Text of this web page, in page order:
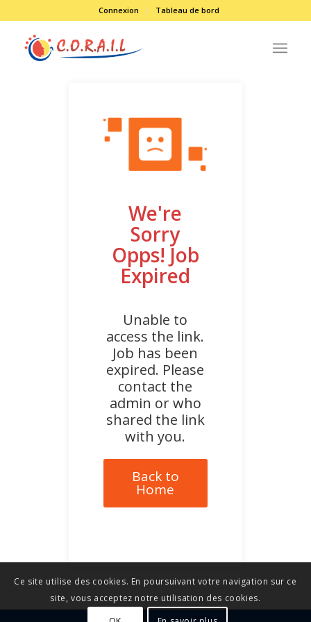
Connexion Tableau de bord
We're
Sorry
Opps! Job
Expired
Unable to
access the link.
Job has been
expired. Please
contact the
admin or who
shared the link
with you.
Back to
Home
Ce site utilise des cookies. En poursuivant votre navigation sur ce
site, vous acceptez notre utilisation des cookies.